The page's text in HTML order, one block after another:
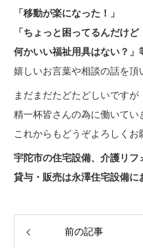
「移動が楽になった！」
「ちょっと困ってるんだけど
何かいい福祉用具はない？」
嬉しいお言葉や相談の話を頂
まだまだたどたどしいですが
精一杯皆さんの為に働いてい
これからもどうぞよろしくお
宇陀市の住宅設備、介護リ
貸与・販売は永澤住宅設備に
前の記事